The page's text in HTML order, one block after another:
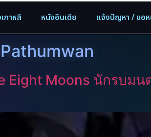
กาหลี หนังอินเดีย แจ้งปัญหา / ขอ
Eight Moons นักรบม